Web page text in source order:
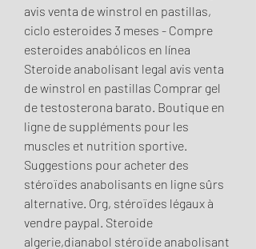
avis venta de winstrol en pastillas,
ciclo esteroides 3 meses - Compre
esteroides anabólicos en línea
Steroide anabolisant legal avis venta
de winstrol en pastillas Comprar gel
de testosterona barato. Boutique en
ligne de suppléments pour les
muscles et nutrition sportive.
Suggestions pour acheter des
stéroïdes anabolisants en ligne sûrs
alternative. Org, stéroïdes légaux à
vendre paypal. Steroide
algerie,dianabol stéroïde anabolisant